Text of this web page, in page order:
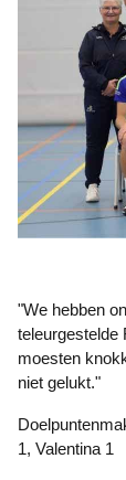
"We hebben
teleurgestelde
moesten
niet gelukt."
Doelpuntenmakers: Rick 4, Jan 2, Matthijs 2, Lotte 2, Theanne
1, Valentina 1